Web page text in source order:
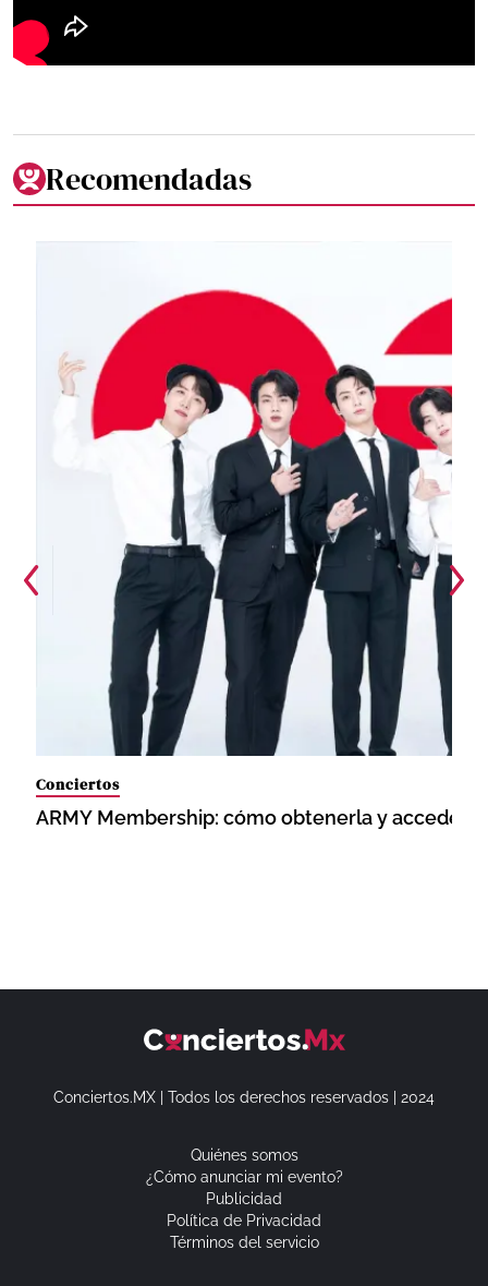
Recomendadas
Conciertos
ARMY Membership: cómo obtenerla y acceder
Conciertos.MX | Todos los derechos reservados | 2024
Quiénes somos
¿Cómo anunciar mi evento?
Publicidad
Política de Privacidad
Términos del servicio